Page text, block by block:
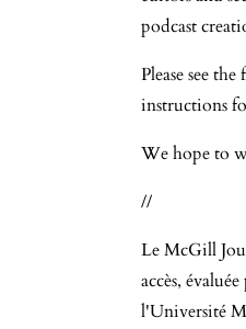
podcast
Please see
instructions
We hope to
//
Le McGill
accès,
l'Université